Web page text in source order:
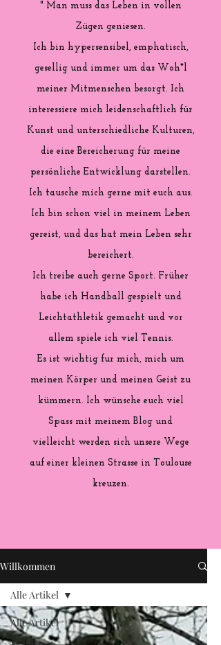
" Man muss das Leben in vollen
Zügen geniesen.
Ich bin hypersensibel, emphatisch,
gesellig und immer um das Woh*l
meiner Mitmenschen besorgt. Ich
interessiere mich leidenschaftlich für
Kunst und unterschiedliche Kulturen,
die eine Bereicherung für meine
persönliche Entwicklung darstellen.
Ich tausche mich gerne mit euch aus.
Ich bin schon viel in meinem Leben
gereist, und das hat mein Leben sehr
bereichert.
Ich treibe auch gerne Sport. Früher
habe ich Handball gespielt und
Leichtathletik gemacht und vor
allem spiele ich viel Tennis.
Es ist wichtig fur mich, mich um
meinen Körper und meinen Geist zu
kümmern. Ich wünsche euch viel
Spass mit meinem Blog und
vielleicht werden sich unsere Wege
auf einer kleinen Strasse in Toulouse
kreuzen.
Willkommen
Alle Artikel
Alle Artikel